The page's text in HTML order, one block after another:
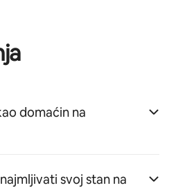
domaćin na
svoj stan na